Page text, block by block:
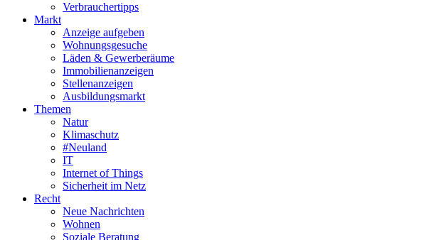
Verbrauchertipps
Markt
Anzeige aufgeben
Wohnungsgesuche
Läden & Gewerberäume
Immobilienanzeigen
Stellenanzeigen
Ausbildungsmarkt
Themen
Natur
Klimaschutz
#Neuland
IT
Internet of Things
Sicherheit im Netz
Recht
Neue Nachrichten
Wohnen
Soziale Beratung